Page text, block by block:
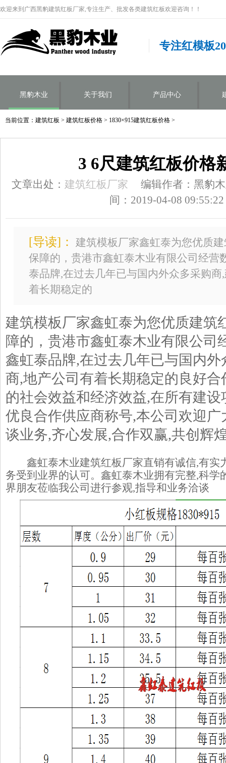
欢迎来到广西黑豹建筑红板厂家,专注生产、批发各类建筑红板欢迎咨询！！
专注红模板
黑豹木业 关于我们 产品中心
当前位置： 建筑红板 > 建筑红板价格 > 1830×915建筑红板价格 >
3 6尺建筑红板价格
文章出处： 建筑红板厂家
编辑作者：黑豹
间：2019-04-08 09:55:22
[导读]：
建筑模板厂家鑫虹泰为您优质
保障的，贵港市鑫虹泰木业有限公司经营
泰品牌,在过去几年已与国内外众多采购商
着长期稳定的
建筑模板厂家鑫虹泰为您优质建筑
障的，贵港市鑫虹泰木业有限公司
鑫虹泰品牌,在过去几年已与国内
商,地产公司有着长期稳定的良好
的社会效益和经济效益,在所有建
优良合作供应商称号,本公司欢迎
谈业务,齐心发展,合作双赢,共创辉
鑫虹泰木业建筑红板厂家直销有诚信,有实
务受到业界的认可。鑫虹泰木业拥有完整,科学
界朋友莅临我公司进行参观,指导和业务洽谈